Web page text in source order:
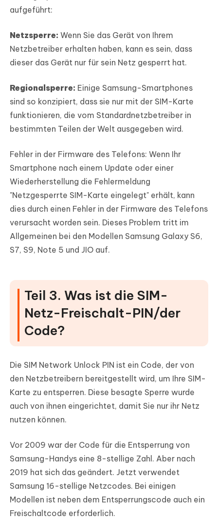
aufgeführt:
Netzsperre: Wenn Sie das Gerät von Ihrem
Netzbetreiber erhalten haben, kann es sein, dass
dieser das Gerät nur für sein Netz gesperrt hat.
Regionalsperre: Einige Samsung-Smartphones
sind so konzipiert, dass sie nur mit der SIM-Karte
funktionieren, die vom Standardnetzbetreiber in
bestimmten Teilen der Welt ausgegeben wird.
Fehler in der Firmware des Telefons: Wenn Ihr
Smartphone nach einem Update oder einer
Wiederherstellung die Fehlermeldung
"Netzgesperrte SIM-Karte eingelegt" erhält, kann
dies durch einen Fehler in der Firmware des Telefons
verursacht worden sein. Dieses Problem tritt im
Allgemeinen bei den Modellen Samsung Galaxy S6,
S7, S9, Note 5 und JIO auf.
Teil 3. Was ist die SIM-
Netz-Freischalt-PIN/der
Code?
Die SIM Network Unlock PIN ist ein Code, der von
den Netzbetreibern bereitgestellt wird, um Ihre SIM-
Karte zu entsperren. Diese besagte Sperre wurde
auch von ihnen eingerichtet, damit Sie nur ihr Netz
nutzen können.
Vor 2009 war der Code für die Entsperrung von
Samsung-Handys eine 8-stellige Zahl. Aber nach
2019 hat sich das geändert. Jetzt verwendet
Samsung 16-stellige Netzcodes. Bei einigen
Modellen ist neben dem Entsperrungscode auch ein
Freischaltcode erforderlich.